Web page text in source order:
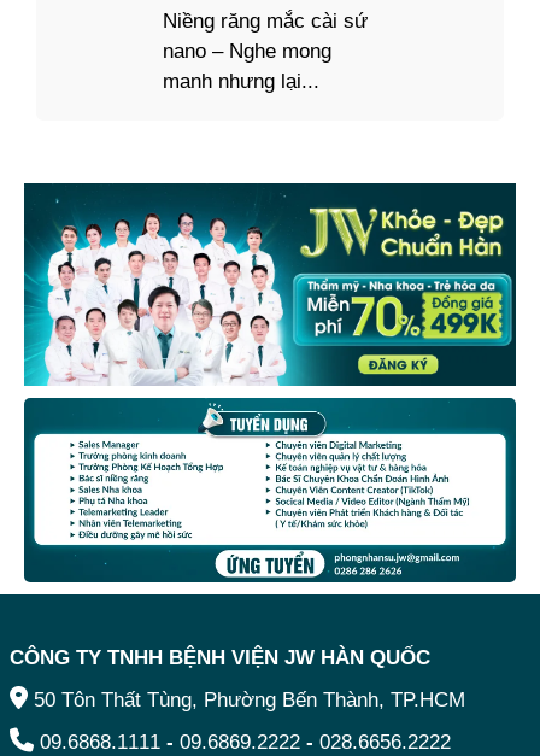
Niềng răng mắc cài sứ
nano – Nghe mong
manh nhưng lại...
CÔNG TY TNHH BỆNH VIỆN JW HÀN QUỐC
50 Tôn Thất Tùng, Phường Bến Thành, TP.HCM
09.6868.1111 - 09.6869.2222 - 028.6656.2222